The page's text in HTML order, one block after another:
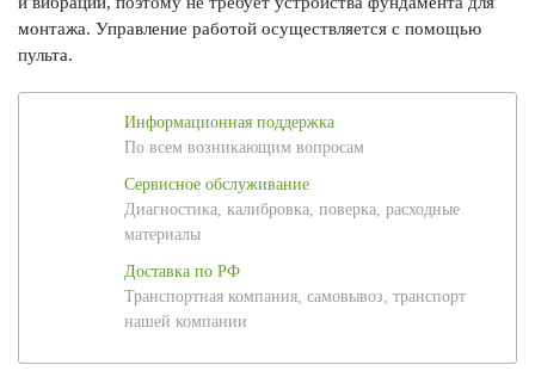
монтажа. Управление работой осуществляется с помощью
пульта.
Информационная поддержка
По всем возникающим вопросам
Сервисное обслуживание
Диагностика, калибровка, поверка, расходные
материалы
Доставка по РФ
Транспортная компания, самовывоз, транспорт
нашей компании